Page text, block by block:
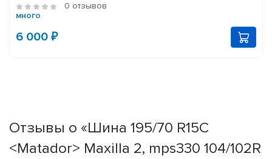
0 отзывов
много
6 000 ₽
Отзывы о «Шина 195/70 R15C
<Matador> Maxilla 2, mps330 104/102R